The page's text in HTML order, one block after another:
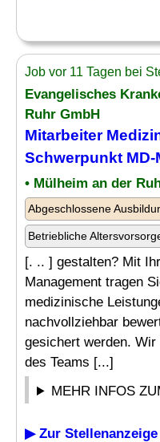
Job vor 11 Tagen bei
Evangelisches
Ruhr GmbH
Mitarbeiter
Schwerpunkt MD-
• Mülheim an der
Abgeschlossene
Betriebliche
[. .. ] gestalten? Mit
Management tragen
medizinische
nachvollziehbar
gesichert werden.
des Teams [...]
MEHR INFOS
▶ Zur Stellenanzeige